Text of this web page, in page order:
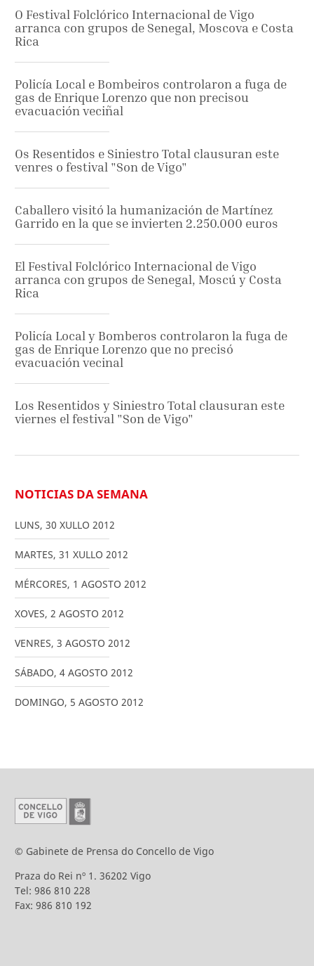
O Festival Folclórico Internacional de Vigo
arranca con grupos de Senegal, Moscova e Costa
Rica
Policía Local e Bombeiros controlaron a fuga de
gas de Enrique Lorenzo que non precisou
evacuación veciñal
Os Resentidos e Siniestro Total clausuran este
venres o festival "Son de Vigo"
Caballero visitó la humanización de Martínez
Garrido en la que se invierten 2.250.000 euros
El Festival Folclórico Internacional de Vigo
arranca con grupos de Senegal, Moscú y Costa
Rica
Policía Local y Bomberos controlaron la fuga de
gas de Enrique Lorenzo que no precisó
evacuación vecinal
Los Resentidos y Siniestro Total clausuran este
viernes el festival "Son de Vigo"
NOTICIAS DA SEMANA
LUNS, 30 XULLO 2012
MARTES, 31 XULLO 2012
MÉRCORES, 1 AGOSTO 2012
XOVES, 2 AGOSTO 2012
VENRES, 3 AGOSTO 2012
SÁBADO, 4 AGOSTO 2012
DOMINGO, 5 AGOSTO 2012
© Gabinete de Prensa do Concello de Vigo
Praza do Rei nº 1. 36202 Vigo
Tel: 986 810 228
Fax: 986 810 192